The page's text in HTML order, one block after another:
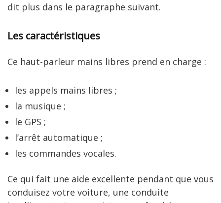
dit plus dans le paragraphe suivant.
Les caractéristiques
Ce haut-parleur mains libres prend en charge :
les appels mains libres ;
la musique ;
le GPS ;
l’arrêt automatique ;
les commandes vocales.
Ce qui fait une aide excellente pendant que vous
conduisez votre voiture, une conduite